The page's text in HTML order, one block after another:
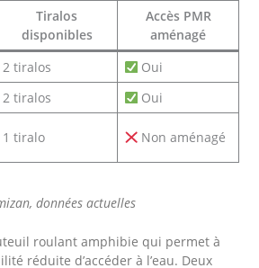
Tiralos
disponibles
Accès PMR
aménagé
2 tiralos
Oui
2 tiralos
Oui
1 tiralo Non aménagé
données actuelles
roulant amphibie qui permet à
réduite d’accéder à l’eau. Deux